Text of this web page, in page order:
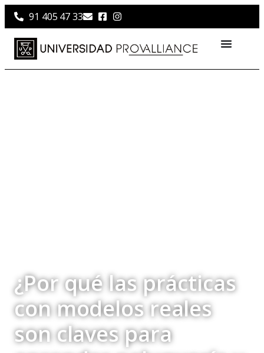
91 405 47 33
¿Por qué las prácticas
con modelos reales
son claves para